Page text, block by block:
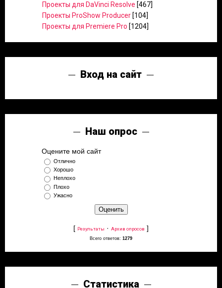
Проекты для DaVinci Resolve [467]
Проекты ProShow Producer [104]
Проекты для Premiere Pro [1204]
Вход на сайт
Наш опрос
Оцените мой сайт
Отлично
Хорошо
Неплохо
Плохо
Ужасно
[ Результаты · Архив опросов ]
Всего ответов: 1279
Статистика